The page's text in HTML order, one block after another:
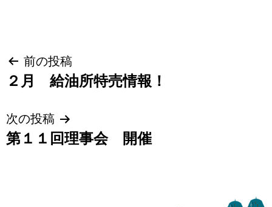
投
稿
ビ
ゲ
前の投稿
２月 給油所特売情報！
次の投稿
第１１回理事会 開催